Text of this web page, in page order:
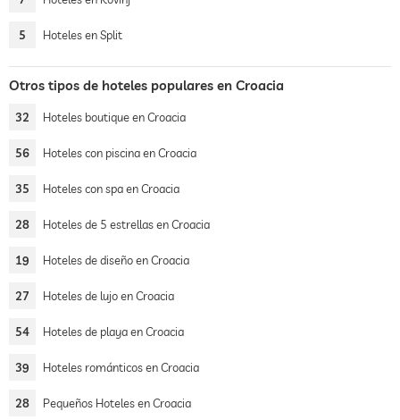
5 Hoteles en Split
Otros tipos de hoteles populares en Croacia
32 Hoteles boutique en Croacia
56 Hoteles con piscina en Croacia
35 Hoteles con spa en Croacia
28 Hoteles de 5 estrellas en Croacia
19 Hoteles de diseño en Croacia
27 Hoteles de lujo en Croacia
54 Hoteles de playa en Croacia
39 Hoteles románticos en Croacia
28 Pequeños Hoteles en Croacia